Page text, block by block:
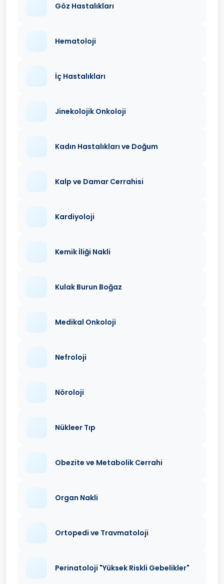
Göz Hastalıkları
Hematoloji
İç Hastalıkları
Jinekolojik Onkoloji
Kadın Hastalıkları ve Doğum
Kalp ve Damar Cerrahisi
Kardiyoloji
Kemik İliği Nakli
Kulak Burun Boğaz
Medikal Onkoloji
Nefroloji
Nöroloji
Nükleer Tıp
Obezite ve Metabolik Cerrahi
Organ Nakli
Ortopedi ve Travmatoloji
Perinatoloji "Yüksek Riskli Gebelikler"